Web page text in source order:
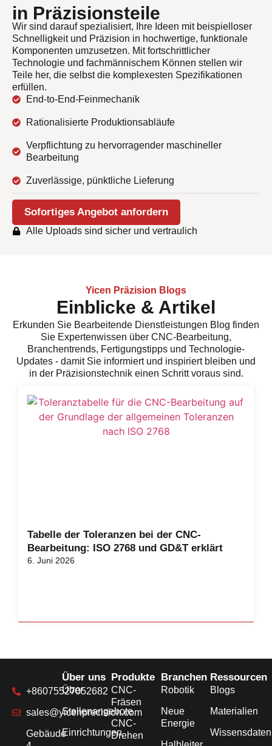
in Präzisionsteile
Wir sind darauf spezialisiert, Ihre Ideen mit beispielloser
Schnelligkeit und Präzision in hochwertige, funktionale
Komponenten umzusetzen. Mit fortschrittlicher
Technologie und fachmännischem Können stellen wir
Teile her, die selbst die komplexesten Spezifikationen
erfüllen.
End-to-End-Feinmechanik
Rationalisierte Produktionsabläufe
Verpflichtung zu hervorragender maschineller
Bearbeitung
Zuverlässige, pünktliche Lieferung
Sofortiges Angebot anfordern
Alle Uploads sind sicher und vertraulich
Yicen Präzision Blogs
Einblicke & Artikel
Erkunden Sie Bearbeitende Dienstleistungen Blog finden
Sie Expertenwissen über CNC-Bearbeitung,
Branchentrends, Fertigungstipps und Technologie-
Updates - damit Sie informiert und inspiriert bleiben und
in der Präzisionstechnik einen Schritt voraus sind.
Tabelle der Toleranzen bei der CNC-
Bearbeitung: ISO 2768 und GD&T erklärt
6. Juni 2026
+86075527052682
sales@yicenprecision.com
Gebäude
Über uns
Über
Stellenangebote
Einrichtungen
Produkte
CNC-
Fräsen
CNC-
Drehen
Branchen
Robotik
Neue
Energie
Ressourcen
Blogs
Materialien